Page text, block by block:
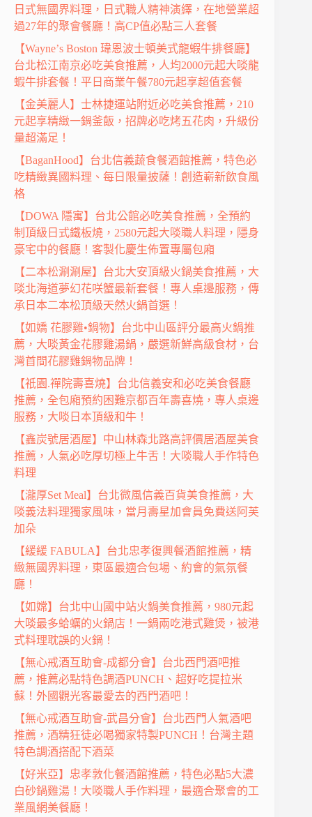
日式無國界料理，日式職人精神演繹，在地營業超
過27年的聚會餐廳！高CP值必點三人套餐
【Wayneʼs Boston 瑋恩波士頓美式龍蝦牛排餐廳】
台北松江南京必吃美食推薦，人均2000元起大啖龍
蝦牛排套餐！平日商業午餐780元起享超值套餐
【金美麗人】士林捷運站附近必吃美食推薦，210
元起享精緻一鍋釜飯，招牌必吃烤五花肉，升級份
量超滿足！
【BaganHood】台北信義蔬食餐酒館推薦，特色必
吃精緻異國料理、每日限量披薩！創造嶄新飲食風
格
【DOWA 隱寓】台北公館必吃美食推薦，全預約
制頂級日式鐵板燒，2580元起大啖職人料理，隱身
豪宅中的餐廳！客製化慶生佈置專屬包廂
【二本松涮涮屋】台北大安頂級火鍋美食推薦，大
啖北海道夢幻花咲蟹最新套餐！專人桌邊服務，傳
承日本二本松頂級天然火鍋首選！
【如嬌 花膠雞•鍋物】台北中山區評分最高火鍋推
薦，大啖黃金花膠雞湯鍋，嚴選新鮮高級食材，台
灣首間花膠雞鍋物品牌！
【祇園.禪院壽喜燒】台北信義安和必吃美食餐廳
推薦，全包廂預約困難京都百年壽喜燒，專人桌邊
服務，大啖日本頂級和牛！
【鑫炭號居酒屋】中山林森北路高評價居酒屋美食
推薦，人氣必吃厚切極上牛舌！大啖職人手作特色
料理
【瀧厚Set Meal】台北微風信義百貨美食推薦，大
啖義法料理獨家風味，當月壽星加會員免費送阿芙
加朵
【緩緩 FABULA】台北忠孝復興餐酒館推薦，精
緻無國界料理，東區最適合包場、約會的氣氛餐
廳！
【如嫦】台北中山國中站火鍋美食推薦，980元起
大啖最多蛤蠣的火鍋店！一鍋兩吃港式雞煲，被港
式料理耽誤的火鍋！
【無心戒酒互助會-成都分會】台北西門酒吧推
薦，推薦必點特色調酒PUNCH、超好吃提拉米
蘇！外國觀光客最愛去的西門酒吧！
【無心戒酒互助會-武昌分會】台北西門人氣酒吧
推薦，酒精狂徒必喝獨家特製PUNCH！台灣主題
特色調酒搭配下酒菜
【好米亞】忠孝敦化餐酒館推薦，特色必點5大濃
白砂鍋雞湯！大啖職人手作料理，最適合聚會的工
業風網美餐廳！